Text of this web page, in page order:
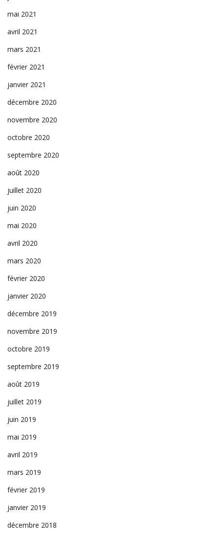
mai 2021
avril 2021
mars 2021
février 2021
janvier 2021
décembre 2020
novembre 2020
octobre 2020
septembre 2020
août 2020
juillet 2020
juin 2020
mai 2020
avril 2020
mars 2020
février 2020
janvier 2020
décembre 2019
novembre 2019
octobre 2019
septembre 2019
août 2019
juillet 2019
juin 2019
mai 2019
avril 2019
mars 2019
février 2019
janvier 2019
décembre 2018